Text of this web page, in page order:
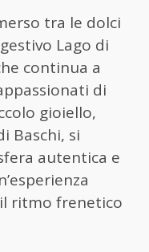
tra le dolci
Lago di
continua a
di
gioiello,
Baschi, si
autentica e
ritmo frenetico